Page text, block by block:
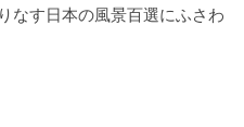
なす日本の風景百選にふさわ